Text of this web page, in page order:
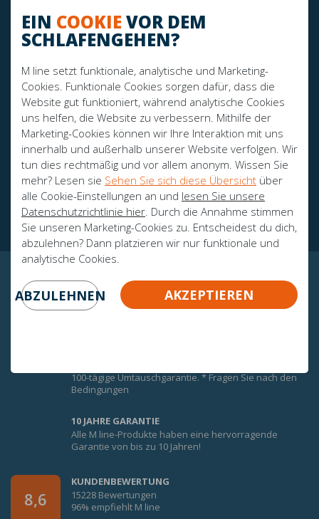
EIN COOKIE VOR DEM
SCHLAFENGEHEN?
M line setzt funktionale, analytische und Marketing-
Cookies. Funktionale Cookies sorgen dafür, dass die
Website gut funktioniert, während analytische Cookies
uns helfen, die Website zu verbessern. Mithilfe der
Marketing-Cookies können wir Ihre Interaktion mit uns
innerhalb und außerhalb unserer Website verfolgen. Wir
tun dies rechtmäßig und vor allem anonym. Wissen Sie
mehr? Lesen sie Sehen Sie sich diese Übersicht über
alle Cookie-Einstellungen an und lesen Sie unsere
Datenschutzrichtlinie hier. Durch die Annahme stimmen
Sie unseren Marketing-Cookies zu. Entscheidest du dich,
abzulehnen? Dann platzieren wir nur funktionale und
analytische Cookies.
ABZULEHNEN AKZEPTIEREN
info@mline.nl
+31 413-243050
Botschafter
Zertifikate
GARANTIERTE GEWISSHEIT!
100-tägige Umtauschgarantie. * Fragen Sie nach den
Bedingungen
10 JAHRE GARANTIE
Alle M line-Produkte haben eine hervorragende
Garantie von bis zu 10 Jahren!
8,6
KUNDENBEWERTUNG
15228 Bewertungen
96% empfiehlt M line